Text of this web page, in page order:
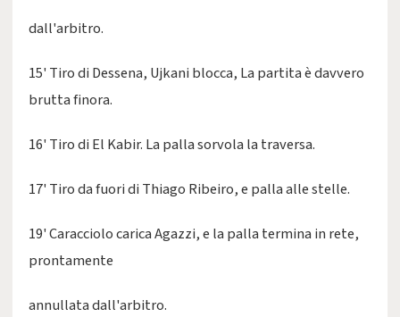
dall'arbitro.
15' Tiro di Dessena, Ujkani blocca, La partita è davvero
brutta finora.
16' Tiro di El Kabir. La palla sorvola la traversa.
17' Tiro da fuori di Thiago Ribeiro, e palla alle stelle.
19' Caracciolo carica Agazzi, e la palla termina in rete,
prontamente
annullata dall'arbitro.